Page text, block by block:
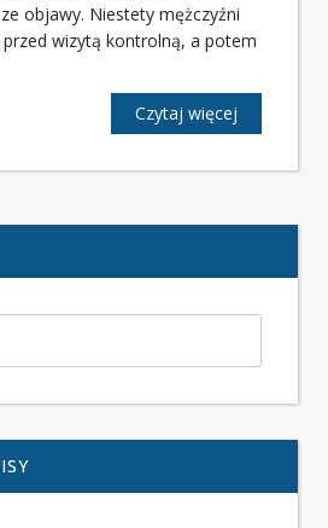
objawy. Niestety mężczyźni
wizytą kontrolną, a potem
Czytaj więcej